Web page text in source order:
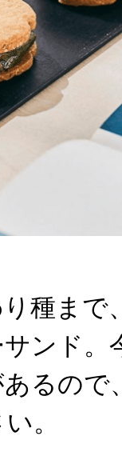
種まで
ンド。
るので
。